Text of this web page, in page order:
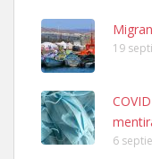
Leales.org » Gran
19
6